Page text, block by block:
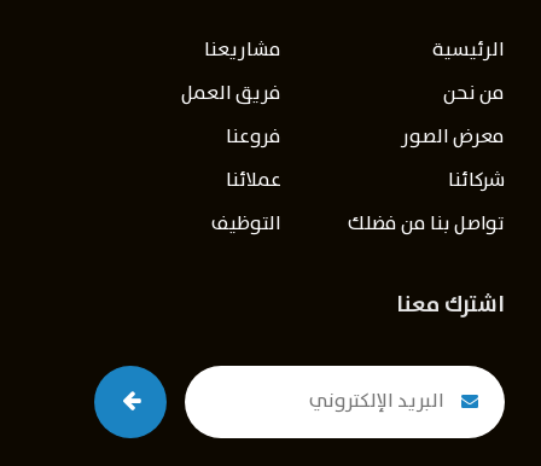
الرئيسية
مشاريعنا
من نحن
فريق العمل
معرض الصور
فروعنا
شركائنا
عملائنا
تواصل بنا من فضلك
التوظيف
اشترك معنا